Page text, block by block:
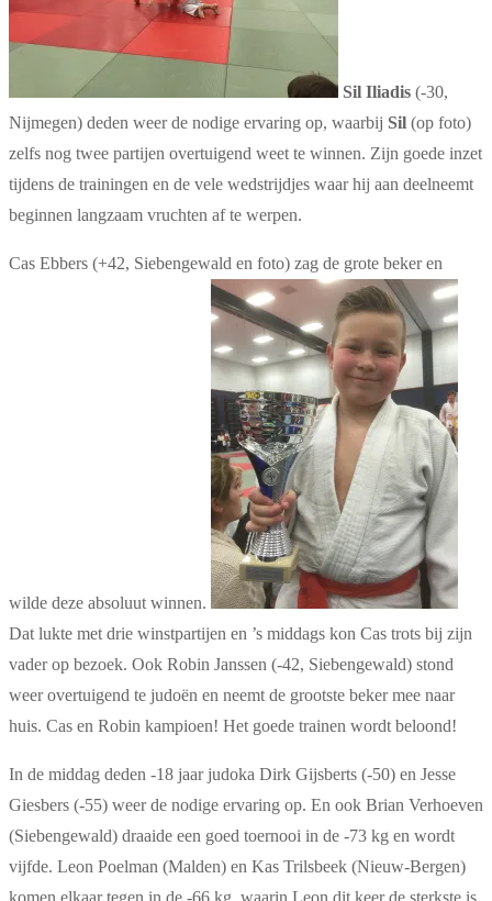
Sil Iliadis (-30,
Nijmegen) deden weer de nodige ervaring op, waarbij Sil (op foto)
zelfs nog twee partijen overtuigend weet te winnen. Zijn goede inzet
tijdens de trainingen en de vele wedstrijdjes waar hij aan deelneemt
beginnen langzaam vruchten af te werpen.
Cas Ebbers (+42, Siebengewald en foto) zag de grote beker en
wilde deze absoluut winnen.
Dat lukte met drie winstpartijen en ’s middags kon Cas trots bij zijn
vader op bezoek. Ook Robin Janssen (-42, Siebengewald) stond
weer overtuigend te judoën en neemt de grootste beker mee naar
huis. Cas en Robin kampioen! Het goede trainen wordt beloond!
In de middag deden -18 jaar judoka Dirk Gijsberts (-50) en Jesse
Giesbers (-55) weer de nodige ervaring op. En ook Brian Verhoeven
(Siebengewald) draaide een goed toernooi in de -73 kg en wordt
vijfde. Leon Poelman (Malden) en Kas Trilsbeek (Nieuw-Bergen)
komen elkaar tegen in de -66 kg, waarin Leon dit keer de sterkste is.